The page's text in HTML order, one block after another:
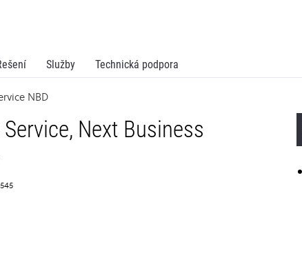
Služby Technická podpora
NBD
Next Business